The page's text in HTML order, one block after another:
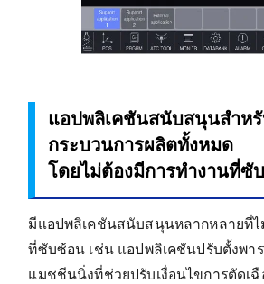
แอปพลิเคชันสนับสนุนสำห
กระบวนการผลิตทั้งหมด
โดยไม่ต้องมีการทำงานที่ซั
มีแอปพลิเคชันสนับสนุนหลากหลายที่ไ
ที่ซับซ้อน เช่น แอปพลิเคชันปรับตั้งพาร
แมชชีนนิ่งที่ช่วยปรับเงื่อนไขการตัดเฉื